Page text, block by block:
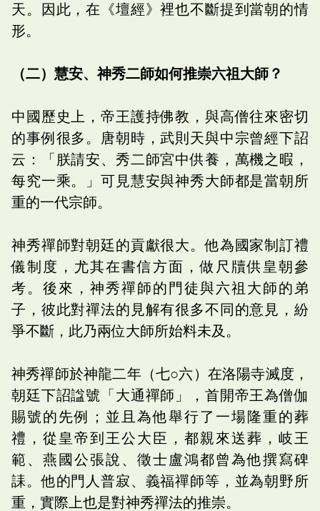
天。因此，在《壇經》裡也不斷提到當朝的情
形。
（二）慧安、神秀二師如何推崇六祖大師？
中國歷史上，帝王護持佛教，與高僧往來密切
的事例很多。唐朝時，武則天與中宗曾經下詔
云：「朕請安、秀二師宮中供養，萬機之暇，
每究一乘。」可見慧安與神秀大師都是當朝所
重的一代宗師。
神秀禪師對朝廷的貢獻很大。他為國家制訂禮
儀制度，尤其在書信方面，做尺牘供皇朝參
考。後來，神秀禪師的門徒與六祖大師的弟
子，彼此對禪法的見解有很多不同的意見，紛
爭不斷，此乃兩位大師所始料未及。
神秀禪師於神龍二年（七○六）在洛陽寺滅度，
朝廷下詔諡號「大通禪師」，首開帝王為僧伽
賜號的先例；並且為他舉行了一場隆重的葬
禮，從皇帝到王公大臣，都親來送葬，岐王
範、燕國公張說、徵士盧鴻都曾為他撰寫碑
誄。他的門人普寂、義福禪師等，並為朝野所
重，實際上也是對神秀禪法的推崇。